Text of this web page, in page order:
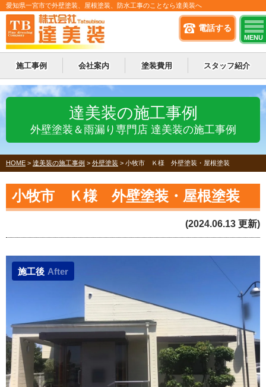
電話する
MENU
愛知県一宮市で外壁塗装、屋根塗装、防水工事のことなら達美装へ
施工事例 会社案内 塗装費用 スタッフ紹介
達美装の施工事例
外壁塗装＆雨漏り専門店 達美装の施工事例
HOME > 達美装の施工事例 > 外壁塗装 > 小牧市 Ｋ様 外壁塗装・屋根塗装
小牧市 Ｋ様 外壁塗装・屋根塗装
(2024.06.13 更新)
施工後 After